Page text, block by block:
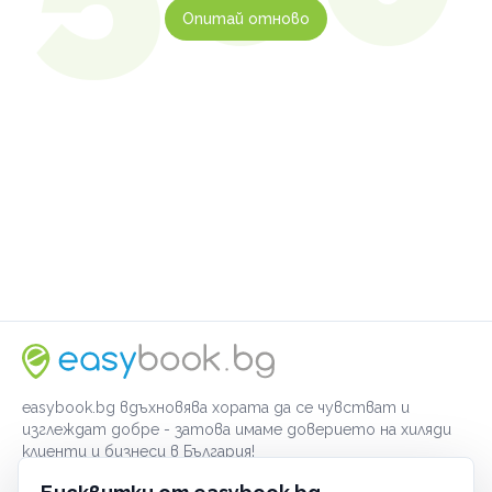
Опитай отново
easybook.bg вдъхновява хората да се чувстват и
изглеждат добре - затова имаме доверието на хиляди
клиенти и бизнеси в България!